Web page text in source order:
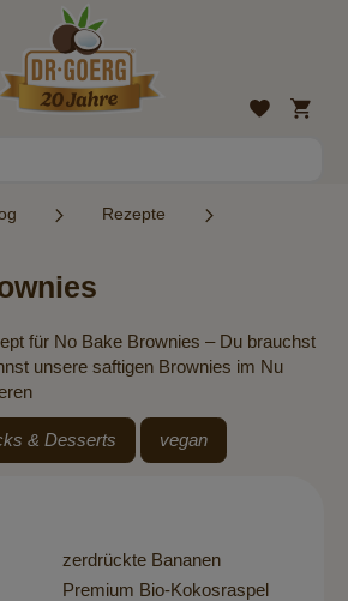
Wunschliste
Mein
Rezepte
für No Bake Brownies – Du brauchst
unsere saftigen Brownies im Nu
& Desserts vegan
zerdrückte Bananen
Premium Bio-Kokosraspel